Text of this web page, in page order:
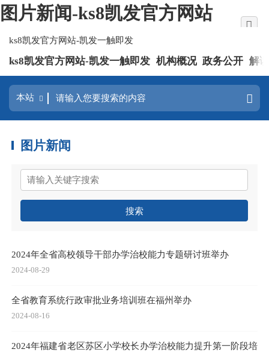
图片新闻-ks8凯发官方网站
ks8凯发官方网站-凯发一触即发
ks8凯发官方网站-凯发一触即发 机构概况 政务公开 解
图片新闻
搜索
2024年全省高校领导干部办学治校能力专题研讨班举办
2024-08-29
全省教育系统行政审批业务培训班在福州举办
2024-08-16
2024年福建省老区苏区小学校长办学治校能力提升第一阶段培